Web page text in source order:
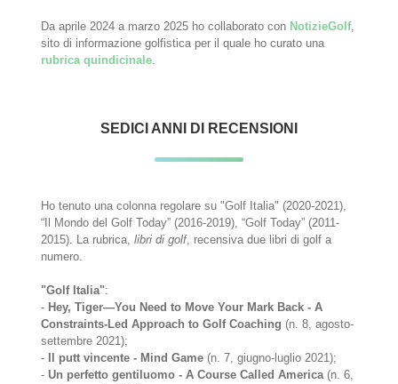
Da aprile 2024 a marzo 2025 ho collaborato con NotizieGolf,
sito di informazione golfistica per il quale ho curato una
rubrica quindicinale
SEDICI ANNI DI RECENSIONI
Ho tenuto una colonna regolare su "Golf Italia" (2020-2021),
“Il Mondo del Golf Today” (2016-2019), “Golf Today” (2011-
2015). La rubrica,libri di golf, recensiva due libri di golf a
numero.
"Golf Italia":
- Hey, Tiger—You Need to Move Your Mark Back - A
Constraints-Led Approach to Golf Coaching (n. 8, agosto-
settembre 2021);
-
Il putt vincente - Mind Game (n. 7, giugno-luglio 2021);
-Un perfetto gentiluomo - A Course Called America(n. 6,